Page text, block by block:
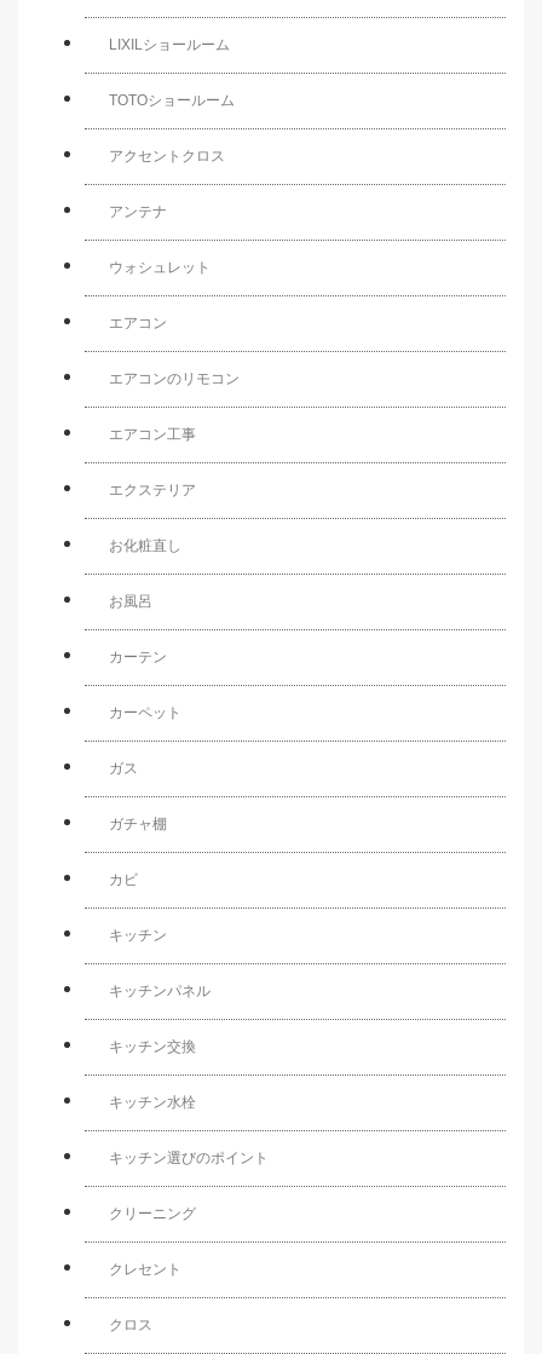
LIXILショールーム
TOTOショールーム
アクセントクロス
アンテナ
ウォシュレット
エアコン
エアコンのリモコン
エアコン工事
エクステリア
お化粧直し
お風呂
カーテン
カーペット
ガス
ガチャ棚
カビ
キッチン
キッチンパネル
キッチン交換
キッチン水栓
キッチン選びのポイント
クリーニング
クレセント
クロス